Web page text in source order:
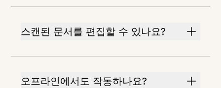
스캔된 문서를 편집할 수 있나요?
오프라인에서도 작동하나요?